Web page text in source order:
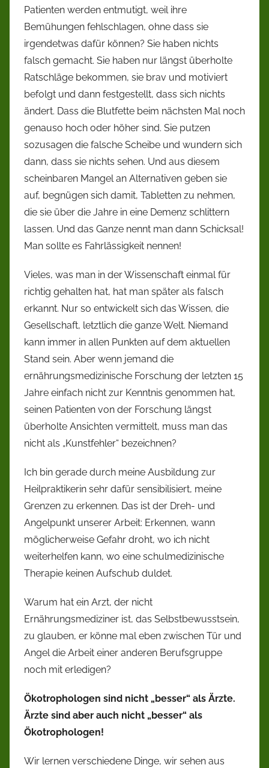
Patienten werden entmutigt, weil ihre
Bemühungen fehlschlagen, ohne dass sie
irgendetwas dafür können? Sie haben nichts
falsch gemacht. Sie haben nur längst überholte
Ratschläge bekommen, sie brav und motiviert
befolgt und dann festgestellt, dass sich nichts
ändert. Dass die Blutfette beim nächsten Mal noch
genauso hoch oder höher sind. Sie putzen
sozusagen die falsche Scheibe und wundern sich
dann, dass sie nichts sehen. Und aus diesem
scheinbaren Mangel an Alternativen geben sie
auf, begnügen sich damit, Tabletten zu nehmen,
die sie über die Jahre in eine Demenz schlittern
lassen. Und das Ganze nennt man dann Schicksal!
Man sollte es Fahrlässigkeit nennen!
Vieles, was man in der Wissenschaft einmal für
richtig gehalten hat, hat man später als falsch
erkannt. Nur so entwickelt sich das Wissen, die
Gesellschaft, letztlich die ganze Welt. Niemand
kann immer in allen Punkten auf dem aktuellen
Stand sein. Aber wenn jemand die
ernährungsmedizinische Forschung der letzten 15
Jahre einfach nicht zur Kenntnis genommen hat,
seinen Patienten von der Forschung längst
überholte Ansichten vermittelt, muss man das
nicht als „Kunstfehler“ bezeichnen?
Ich bin gerade durch meine Ausbildung zur
Heilpraktikerin sehr dafür sensibilisiert, meine
Grenzen zu erkennen. Das ist der Dreh- und
Angelpunkt unserer Arbeit: Erkennen, wann
möglicherweise Gefahr droht, wo ich nicht
weiterhelfen kann, wo eine schulmedizinische
Therapie keinen Aufschub duldet.
Warum hat ein Arzt, der nicht
Ernährungsmediziner ist, das Selbstbewusstsein,
zu glauben, er könne mal eben zwischen Tür und
Angel die Arbeit einer anderen Berufsgruppe
noch mit erledigen?
Ökotrophologen sind nicht „besser“ als Ärzte.
Ärzte sind aber auch nicht „besser“ als
Ökotrophologen!
Wir lernen verschiedene Dinge, wir sehen aus